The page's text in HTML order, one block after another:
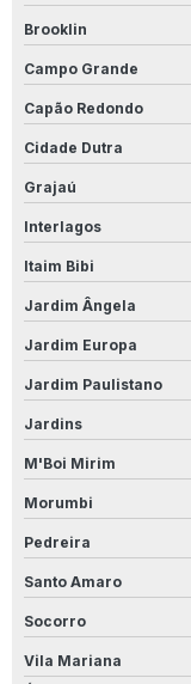
Brooklin
Campo Grande
Capão Redondo
Cidade Dutra
Grajaú
Interlagos
Itaim Bibi
Jardim Ângela
Jardim Europa
Jardim Paulistano
Jardins
M'Boi Mirim
Morumbi
Pedreira
Santo Amaro
Socorro
Vila Mariana